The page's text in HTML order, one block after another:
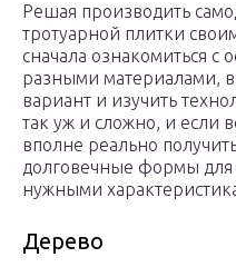
Решая производить
тротуарной плитки
сначала ознакомиться с
разными материалами,
вариант и изучить
так уж и сложно, и если
вполне реально
долговечные формы для
нужными
Дерево